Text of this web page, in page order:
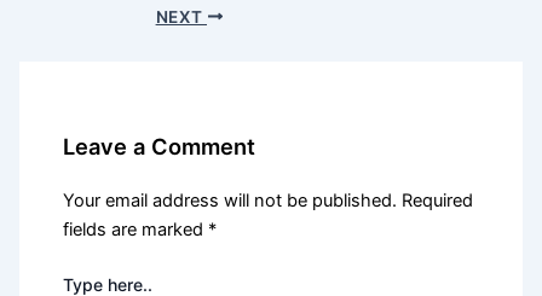
NEXT
Leave a Comment
Your email address will not be published. Required
fields are marked *
Type here..